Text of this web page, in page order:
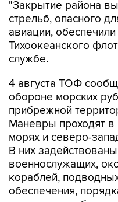
авиации,
Тихоокеанского
службе.
4 августа ТОФ
прибрежной
Маневры проходят
морях и северо-
В них
военнослужащих,
кораблей,
обеспечения,
вертолетов и